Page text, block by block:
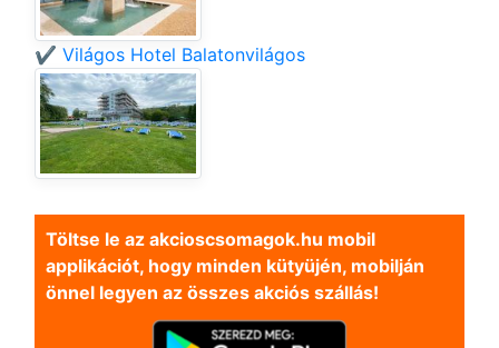
✔️ Világos Hotel Balatonvilágos
Töltse le az akcioscsomagok.hu mobil
applikációt, hogy minden kütyüjén, mobilján
önnel legyen az összes akciós szállás!